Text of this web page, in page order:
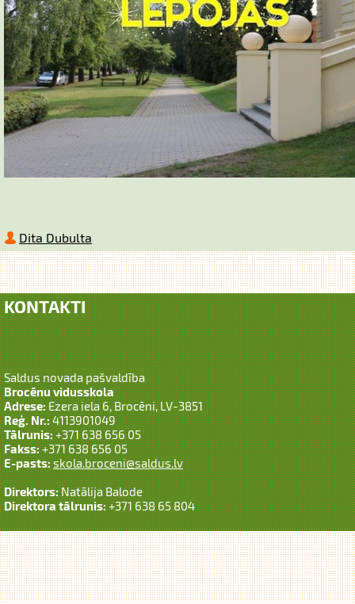
Dita Dubulta
KONTAKTI
Saldus novada pašvaldība
Brocēnu vidusskola
Adrese:Ezera iela 6, Brocēni, LV-3851
Reģ. Nr.:4113901049
Tālrunis:+371 638 656 05
Fakss:+371 638 656 05
E-pasts:skola.broceni@saldus.lv
Direktors:Natālija Balode
Direktora tālrunis:+371 638 65 804